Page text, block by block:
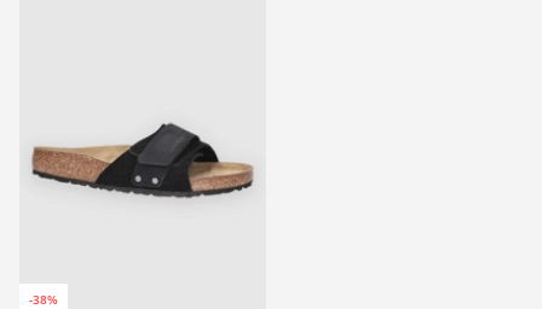
-38%